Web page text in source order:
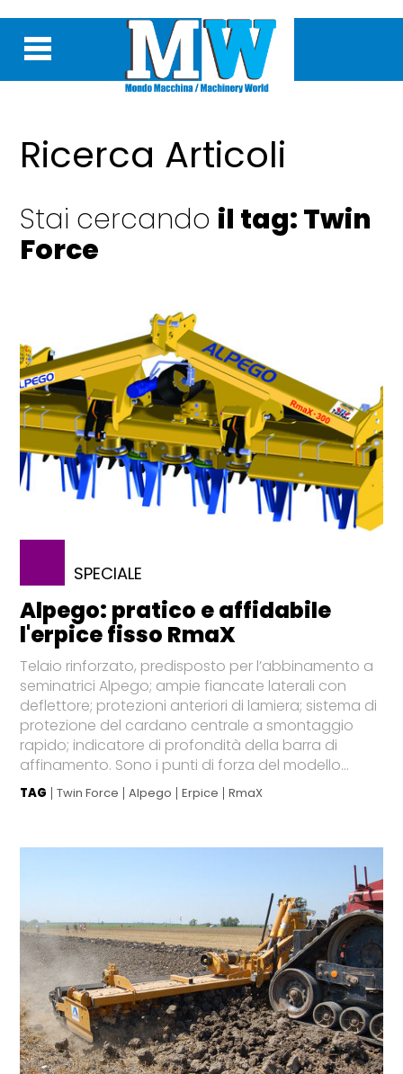
Ricerca Articoli
Stai cercando il tag: Twin
Force
SPECIALE
Alpego: pratico e affidabile
l'erpice fisso RmaX
Telaio rinforzato, predisposto per l’abbinamento a
seminatrici Alpego; ampie fiancate laterali con
deflettore; protezioni anteriori di lamiera; sistema di
protezione del cardano centrale a smontaggio
rapido; indicatore di profondità della barra di
affinamento. Sono i punti di forza del modello...
TAG Twin Force Alpego Erpice RmaX